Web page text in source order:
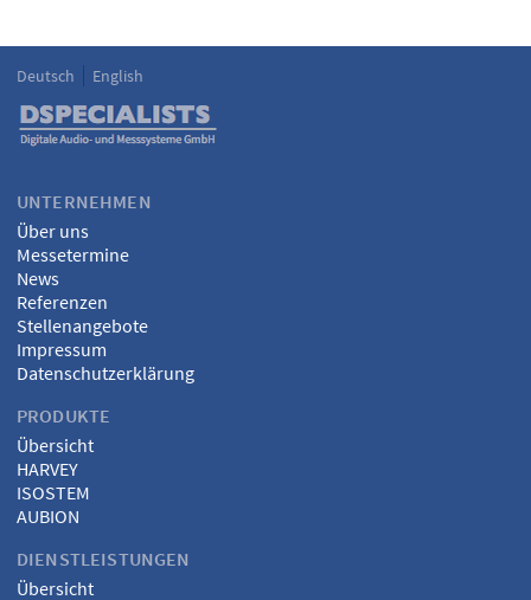
Language
Deutsch English
UNTERNEHMEN
Über uns
Messetermine
News
Referenzen
Stellenangebote
Impressum
Datenschutzerklärung
PRODUKTE
Übersicht
HARVEY
ISOSTEM
AUBION
DIENSTLEISTUNGEN
Übersicht